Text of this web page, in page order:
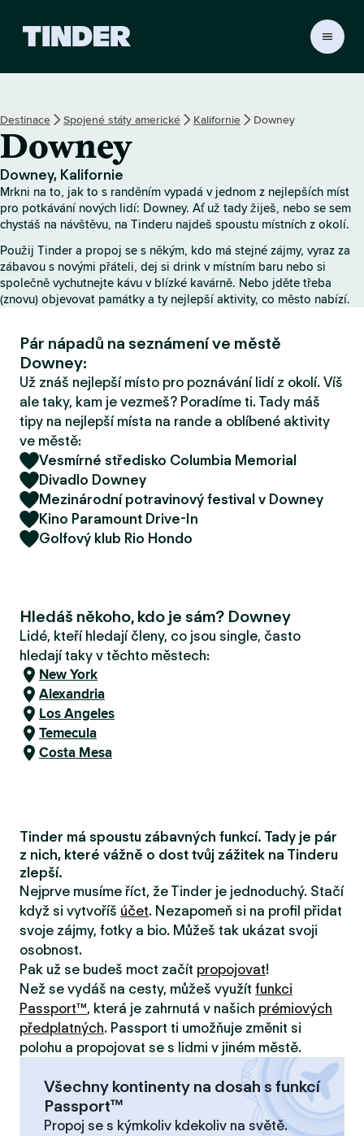
s
t
r
á
k
a
T
i
d
r
Destinace Spojené státy americké Kalifornie Downey
Downey
Downey, Kalifornie
Mrkni na to, jak to s randěním vypadá v jednom z nejlepších míst
pro potkávání nových lidí: Downey. Ať už tady žiješ, nebo se sem
chystáš na návštěvu, na Tinderu najdeš spoustu místních z okolí.
Použij Tinder a propoj se s někým, kdo má stejné zájmy, vyraz za
zábavou s novými přáteli, dej si drink v místním baru nebo si
společně vychutnejte kávu v blízké kavárně. Nebo jděte třeba
(znovu) objevovat památky a ty nejlepší aktivity, co město nabízí.
Pár nápadů na seznámení ve městě
Downey:
Už znáš nejlepší místo pro poznávání lidí z okolí. Víš
ale taky, kam je vezmeš? Poradíme ti. Tady máš
tipy na nejlepší místa na rande a oblíbené aktivity
ve městě:
Vesmírné středisko Columbia Memorial
Divadlo Downey
Mezinárodní potravinový festival v Downey
Kino Paramount Drive-In
Golfový klub Rio Hondo
Hledáš někoho, kdo je sám? Downey
Lidé, kteří hledají členy, co jsou single, často
hledají taky v těchto městech:
New York
Alexandria
Los Angeles
Temecula
Costa Mesa
Tinder má spoustu zábavných funkcí. Tady je pár
z nich, které vážně o dost tvůj zážitek na Tinderu
zlepší.
Nejprve musíme říct, že Tinder je jednoduchý. Stačí
když si vytvoříš účet. Nezapomeň si na profil přidat
svoje zájmy, fotky a bio. Můžeš tak ukázat svoji
osobnost.
Pak už se budeš moct začít propojovat!
Než se vydáš na cesty, můžeš využít funkci
Passport™, která je zahrnutá v našich prémiových
předplatných. Passport ti umožňuje změnit si
polohu a propojovat se s lidmi v jiném městě.
Všechny kontinenty na dosah s funkcí
Passport™
Propoj se s kýmkoliv kdekoliv na světě.